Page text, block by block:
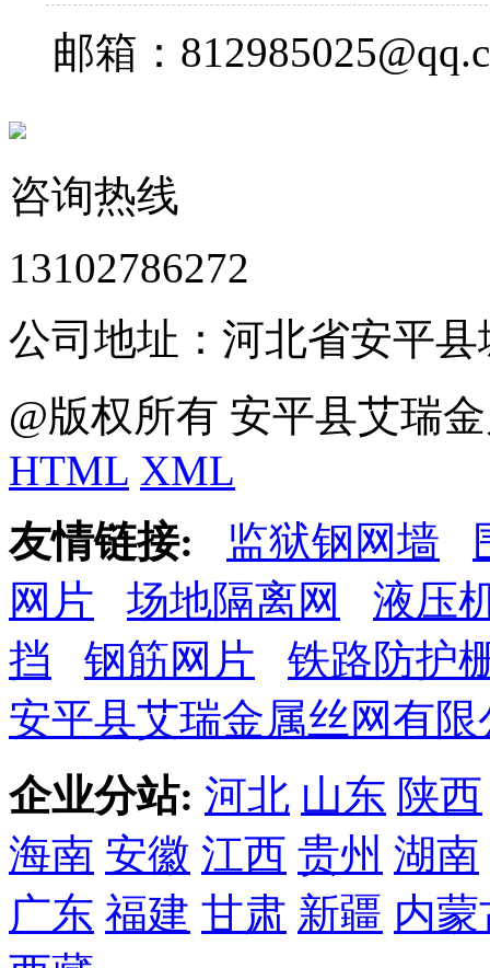
邮箱：
咨询热线
13102786272
公司地址：河北省安平
@版权所有 安平县艾瑞
HTML XML
友情链接:
监狱钢网墙
网片
场地隔离网
液压
挡
钢筋网片
铁路防护
安平县艾瑞金属丝网有限
企业分站: 河北 山东 陕西
海南 安徽 江西 贵州 湖南
广东 福建 甘肃 新疆 内蒙